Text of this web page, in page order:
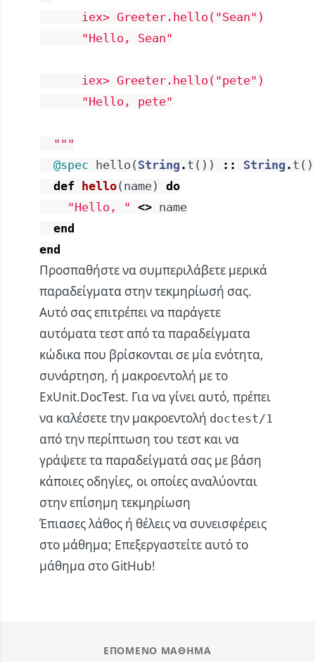
      iex> Greeter.hello("Sean")
      "Hello, Sean"
      iex> Greeter.hello("pete")
      "Hello, pete"
  """
@spec
hello ( String . t ( ) ) :: String . t ( )
def
hello( name)
do
"Hello, " <> name
end
end
Προσπαθήστε να συμπεριλάβετε μερικά
παραδείγματα στην τεκμηρίωσή σας.
Αυτό σας επιτρέπει να παράγετε
αυτόματα τεστ από τα παραδείγματα
κώδικα που βρίσκονται σε μία ενότητα,
συνάρτηση, ή μακροεντολή με το
ExUnit.DocTest. Για να γίνει αυτό, πρέπει
να καλέσετε την μακροεντολή doctest/1
από την περίπτωση του τεστ και να
γράψετε τα παραδείγματά σας με βάση
κάποιες οδηγίες, οι οποίες αναλύονται
στηνεπίσημη τεκμηρίωση
Έπιασες λάθος ή θέλεις να συνεισφέρεις
στο μάθημα; Επεξεργαστείτε αυτό το
μάθημα στο GitHub!
ΕΠΌΜΕΝΟ ΜΆΘΗΜΑ